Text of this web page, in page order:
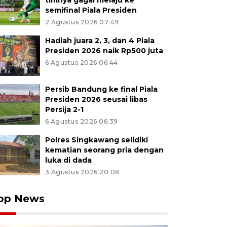
semifinal Piala Presiden
2 Agustus 2026 07:49
Hadiah juara 2, 3, dan 4 Piala
Presiden 2026 naik Rp500 juta
6 Agustus 2026 06:44
Persib Bandung ke final Piala
Presiden 2026 seusai libas
Persija 2-1
6 Agustus 2026 06:39
Polres Singkawang selidiki
kematian seorang pria dengan
luka di dada
3 Agustus 2026 20:08
News